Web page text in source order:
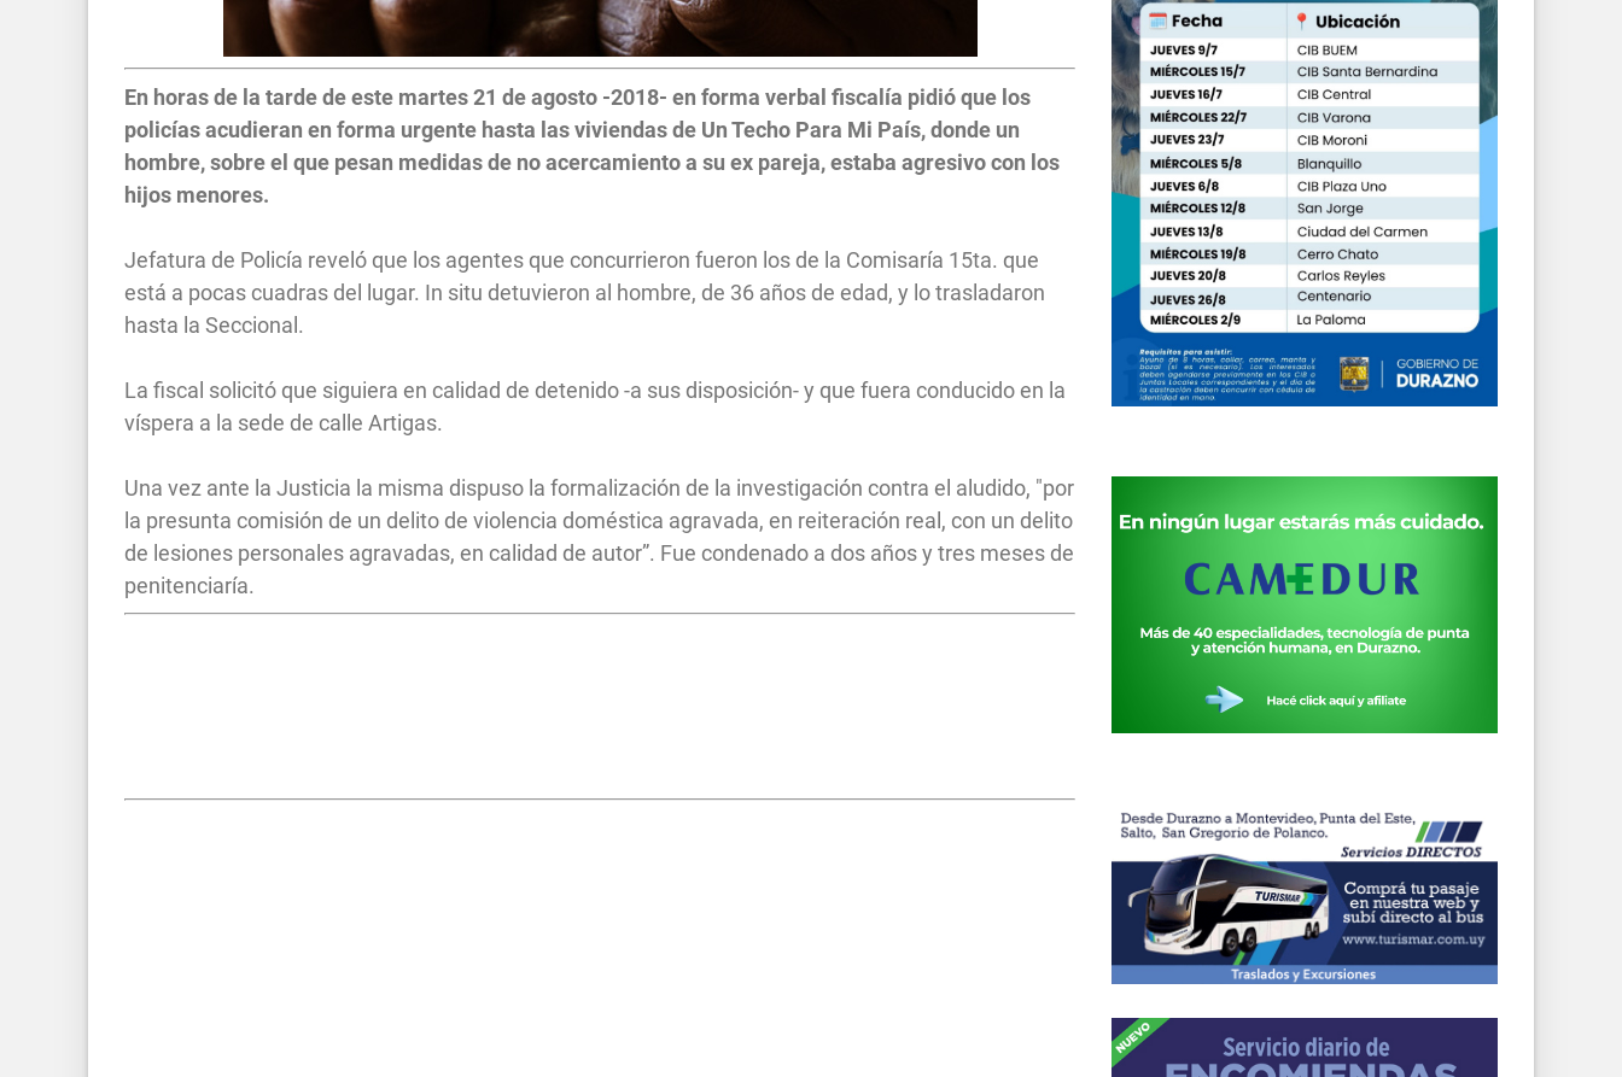
En horas de la tarde de este martes 21 de agosto -2018- en forma verbal fiscalía pidió que los
policías acudieran en forma urgente hasta las viviendas de Un Techo Para Mi País, donde un
hombre, sobre el que pesan medidas de no acercamiento a su ex pareja, estaba agresivo con los
hijos menores.
Jefatura de Policía reveló que los agentes que concurrieron fueron los de la Comisaría 15ta. que
está a pocas cuadras del lugar. In situ detuvieron al hombre, de 36 años de edad, y lo trasladaron
hasta la Seccional.
La fiscal solicitó que siguiera en calidad de detenido -a sus disposición- y que fuera conducido en la
víspera a la sede de calle Artigas.
Una vez ante la Justicia la misma dispuso la formalización de la investigación contra el aludido, "por
la presunta comisión de un delito de violencia doméstica agravada, en reiteración real, con un delito
de lesiones personales agravadas, en calidad de autor”. Fue condenado a dos años y tres meses de
penitenciaría.